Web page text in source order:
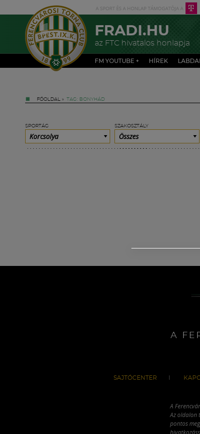
FRADI.HU
az FTC hivatalos honlapja
FM YOUTUBE + HÍREK
FŐOLDAL » TAG: BONYHÁD
SPORTÁG
Korcsolya
SZAKOSZTÁLY
Összes
A
SAJTÓCENTER
A
Az oldalon
pontos